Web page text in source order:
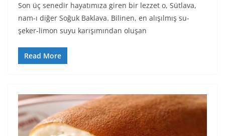
Son üç senedir hayatımıza giren bir lezzet o, Sütlava,
nam-ı diğer Soğuk Baklava. Bilinen, en alışılmış su-
şeker-limon suyu karışımından oluşan
Read More